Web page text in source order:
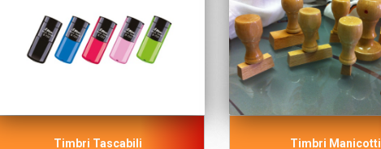
Timbri Tascabili Timbri Manicotti